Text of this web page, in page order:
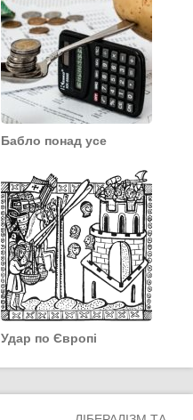
Бабло понад усе
Удар по Європі